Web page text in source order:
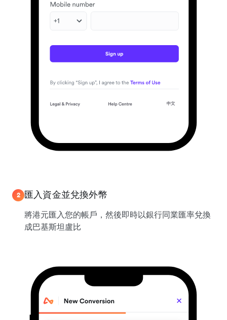
2 匯入資金並兌換外幣
將港元匯入您的帳戶，然後即時以銀行同業匯率兌換
成巴基斯坦盧比